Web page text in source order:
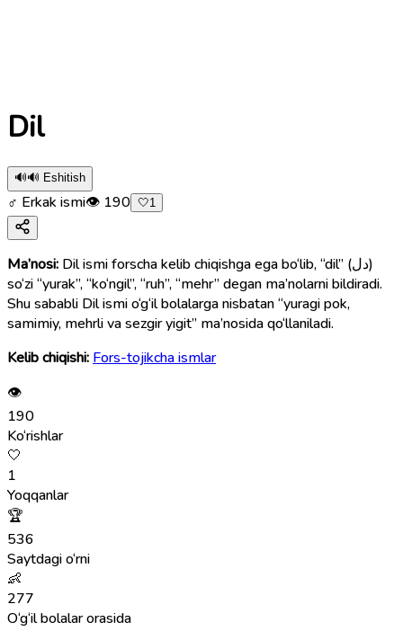
Dil
🔊🔊 Eshitish
♂ Erkak ismi👁 190 🤍1
Ma’nosi: Dil ismi forscha kelib chiqishga ega bo‘lib, “dil” (دل)
so‘zi “yurak”, “ko‘ngil”, “ruh”, “mehr” degan ma’nolarni bildiradi.
Shu sababli Dil ismi o‘g‘il bolalarga nisbatan “yuragi pok,
samimiy, mehrli va sezgir yigit” ma’nosida qo‘llaniladi.
Kelib chiqishi: Fors-tojikcha ismlar
👁
190
Ko‘rishlar
🤍
1
Yoqqanlar
🏆
536
Saytdagi o‘rni
👶
277
O‘g‘il bolalar orasida